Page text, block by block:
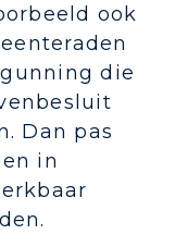
ook
die
Dan pas
in